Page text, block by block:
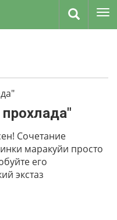
Сочетание
маракуйи просто
его
экстаз